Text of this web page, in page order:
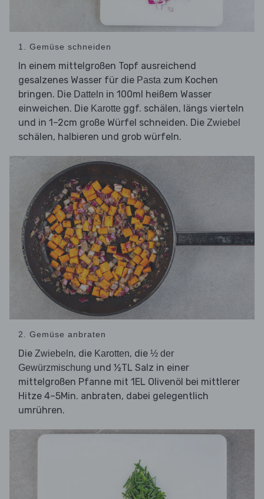
1. Gemüse schneiden
In einem mittelgroßen Topf ausreichend
gesalzenes Wasser für die Pasta zum Kochen
bringen. Die Datteln in 100ml heißem Wasser
einweichen. Die Karotte ggf. schälen, längs vierteln
und in 1–2cm große Würfel schneiden. Die Zwiebel
schälen, halbieren und grob würfeln.
2. Gemüse anbraten
Die Zwiebeln, die Karotten, die ½ der
Gewürzmischung und ½TL Salz in einer
mittelgroßen Pfanne mit 1EL Olivenöl bei mittlerer
Hitze 4–5Min. anbraten, dabei gelegentlich
umrühren.